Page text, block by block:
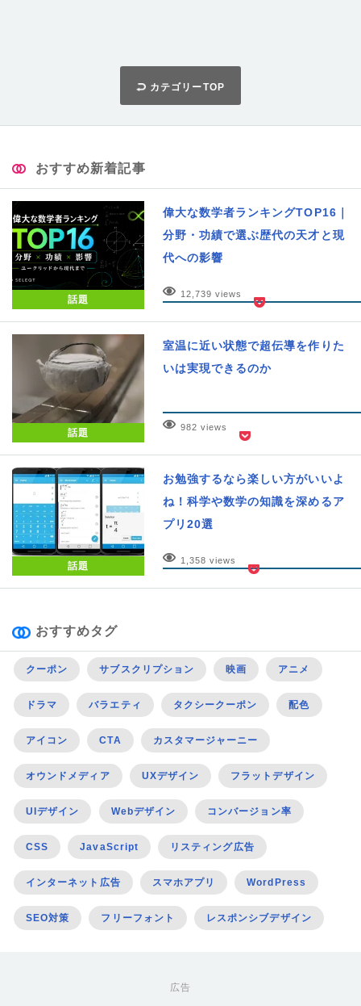
カテゴリーTOP
おすすめ新着記事
話題
偉大な数学者ランキングTOP16｜
分野・功績で選ぶ歴代の天才と現
代への影響
12,739 views
話題
室温に近い状態で超伝導を作りた
いは実現できるのか
982 views
話題
お勉強するなら楽しい方がいいよ
ね！科学や数学の知識を深めるア
プリ20選
1,358 views
おすすめタグ
クーポン サブスクリプション 映画 アニメ
ドラマ バラエティ タクシークーポン 配色
アイコン CTA カスタマージャーニー
オウンドメディア UXデザイン フラットデザイン
UIデザイン Webデザイン コンバージョン率
CSS JavaScript リスティング広告
インターネット広告 スマホアプリ WordPress
SEO対策 フリーフォント レスポンシブデザイン
広告